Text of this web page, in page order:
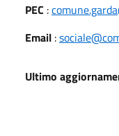
PEC :
Email :
Ultimo